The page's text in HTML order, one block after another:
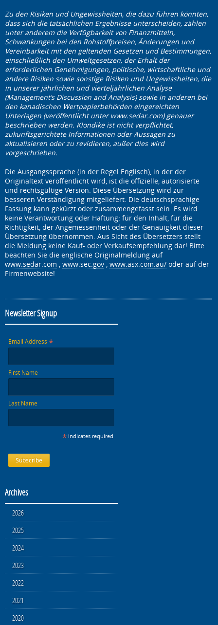
Zu den Risiken und Ungewissheiten, die dazu führen könnten,
dass sich die tatsächlichen Ergebnisse unterscheiden, zählen
unter anderem die Verfügbarkeit von Finanzmitteln,
Schwankungen bei den Rohstoffpreisen, Änderungen und
Vereinbarkeit mit den geltenden Gesetzen und Bestimmungen,
einschließlich den Umweltgesetzen, der Erhalt der
erforderlichen Genehmigungen, politische, wirtschaftliche und
andere Risiken sowie sonstige Risiken und Ungewissheiten, die
in unserer jährlichen und vierteljährlichen Analyse
(Management’s Discussion and Analysis) sowie in anderen bei
den kanadischen Wertpapierbehörden eingereichten
Unterlagen (veröffentlicht unter www.sedar.com) genauer
beschrieben werden. Klondike ist nicht verpflichtet,
zukunftsgerichtete Informationen oder Aussagen zu
aktualisieren oder zu revidieren, außer dies wird
vorgeschrieben.
Die Ausgangssprache (in der Regel Englisch), in der der
Originaltext veröffentlicht wird, ist die offizielle, autorisierte
und rechtsgültige Version. Diese Übersetzung wird zur
besseren Verständigung mitgeliefert. Die deutschsprachige
Fassung kann gekürzt oder zusammengefasst sein. Es wird
keine Verantwortung oder Haftung: für den Inhalt, für die
Richtigkeit, der Angemessenheit oder der Genauigkeit dieser
Übersetzung übernommen. Aus Sicht des Übersetzers stellt
die Meldung keine Kauf- oder Verkaufsempfehlung dar! Bitte
beachten Sie die englische Originalmeldung auf
www.sedar.com , www.sec.gov , www.asx.com.au/ oder auf der
Firmenwebsite!
Newsletter Signup
Email Address *
First Name
Last Name
* indicates required
Archives
2026
2025
2024
2023
2022
2021
2020